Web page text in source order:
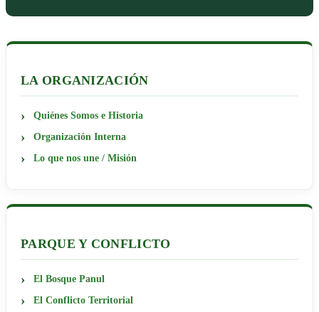
LA ORGANIZACIÓN
Quiénes Somos e Historia
Organización Interna
Lo que nos une / Misión
PARQUE Y CONFLICTO
El Bosque Panul
El Conflicto Territorial